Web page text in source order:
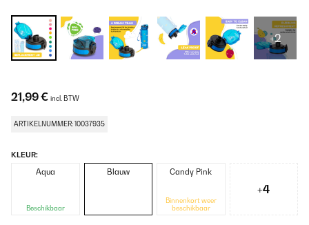
+2
21,99 € incl. BTW
ARTIKELNUMMER: 10037935
KLEUR:
Aqua
Beschikbaar
Blauw Candy Pink
Binnenkort weer
beschikbaar
+4